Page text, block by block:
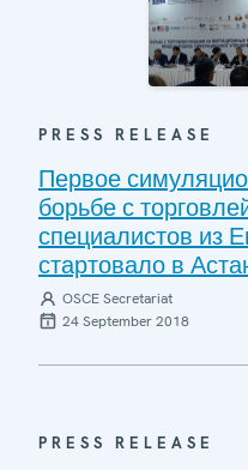
PRESS RELEASE
Первое
борьбе с
специалистов из
стартовало в
OSCE Secretariat
24 September 2018
PRESS RELEASE